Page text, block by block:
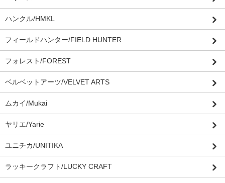
ハンクル/HMKL
フィールドハンター/FIELD HUNTER
フォレスト/FOREST
ベルベットアーツ/VELVET ARTS
ムカイ/Mukai
ヤリエ/Yarie
ユニチカ/UNITIKA
ラッキークラフト/LUCKY CRAFT